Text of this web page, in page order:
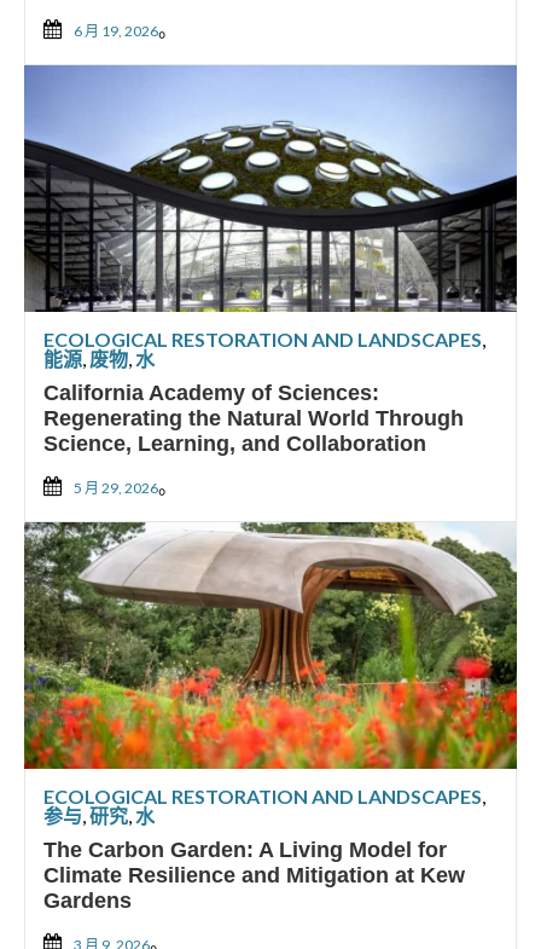
6 月 19, 2026。
ECOLOGICAL RESTORATION AND LANDSCAPES,
能源, 废物,水
California Academy of Sciences:
Regenerating the Natural World Through
Science, Learning, and Collaboration
5 月 29, 2026。
ECOLOGICAL RESTORATION AND LANDSCAPES,
参与,研究,水
The Carbon Garden: A Living Model for
Climate Resilience and Mitigation at Kew
Gardens
3 月 9, 2026。